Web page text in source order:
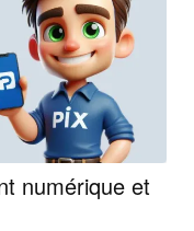
numérique et